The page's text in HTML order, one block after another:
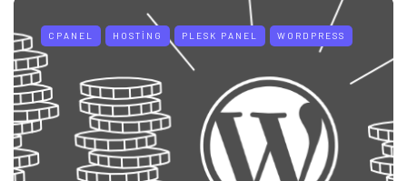
CPANEL HOSTING PLESK PANEL WORDPRESS